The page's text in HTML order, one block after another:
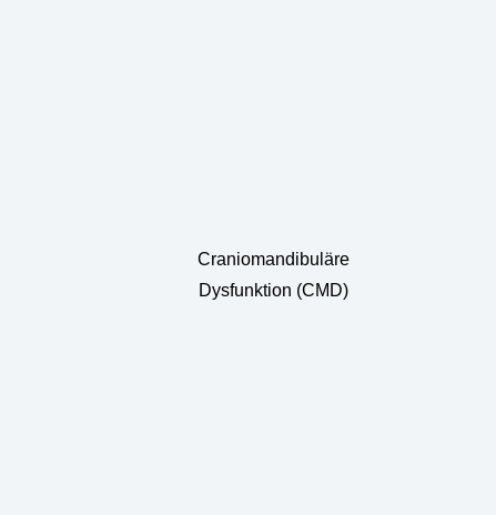
Craniomandibuläre
Dysfunktion (CMD)